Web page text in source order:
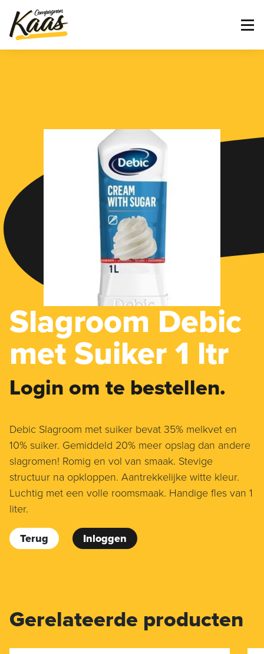
Slagroom Debic
met Suiker 1 ltr
Login om te bestellen.
Debic Slagroom met suiker bevat 35% melkvet en
10% suiker. Gemiddeld 20% meer opslag dan andere
slagromen! Romig en vol van smaak. Stevige
structuur na opkloppen. Aantrekkelijke witte kleur.
Luchtig met een volle roomsmaak. Handige fles van 1
liter.
Terug Inloggen
Gerelateerde producten